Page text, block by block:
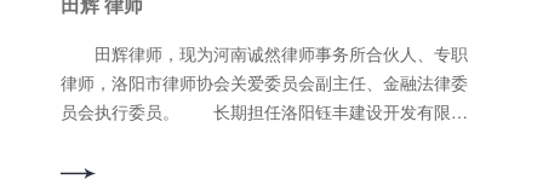
田辉律师，现为河南诚然律师事务所合伙人、专职
律师，洛阳市律师协会关爱委员会副主任、金融法律委
员会执行委员。 长期担任洛阳钰丰建设开发有限公
有限公司法律顾问，为多家国企及本地头部企业常年提